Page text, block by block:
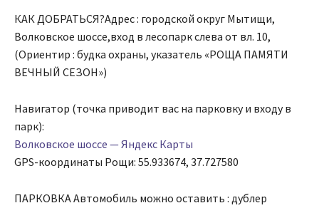
КАК ДОБРАТЬСЯ?Адрес : городской округ Мытищи,
Волковское шоссе,вход в лесопарк слева от вл. 10,
(Ориентир : будка охраны, указатель «РОЩА ПАМЯТИ
ВЕЧНЫЙ СЕЗОН»)
Навигатор (точка приводит вас на парковку и входу в
парк):
Волковское шоссе — Яндекс Карты
GPS-координаты Рощи: 55.933674, 37.727580
ПАРКОВКА Автомобиль можно оставить : дублер